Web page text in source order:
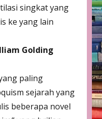
singkat yang
ke yang lain
Golding
paling
sejarah yang
beberapa novel